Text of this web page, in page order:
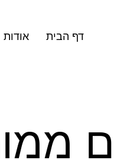
דף הבית אודות